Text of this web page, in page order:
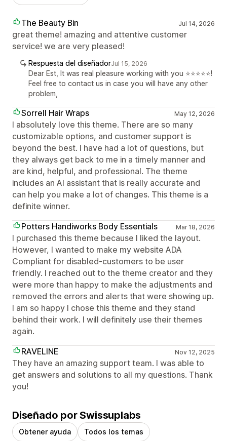
The Beauty Bin Jul 14, 2026
great theme! amazing and attentive customer
service! we are very pleased!
Respuesta del diseñadorJul 15, 2026
Dear Est, It was real pleasure working with you ⭐⭐⭐⭐⭐!
Feel free to contact us in case you will have any other
problem,
Sorrell Hair Wraps May 12, 2026
I absolutely love this theme. There are so many
customizable options, and customer support is
beyond the best. I have had a lot of questions, but
they always get back to me in a timely manner and
are kind, helpful, and professional. The theme
includes an AI assistant that is really accurate and
can help you make a lot of changes. This theme is a
definite winner.
Potters Handiworks Body Essentials
Mar 18, 2026
I purchased this theme because I liked the layout.
However, I wanted to make my website ADA
Compliant for disabled-customers to be user
friendly. I reached out to the theme creator and they
were more than happy to make the adjustments and
removed the errors and alerts that were showing up.
I am so happy I chose this theme and they stand
behind their work. I will definitely use their themes
again.
RAVELINE
Nov 12, 2025
They have an amazing support team. I was able to
get answers and solutions to all my questions. Thank
you!
Diseñado por Swissuplabs
Obtener ayuda Todos los temas